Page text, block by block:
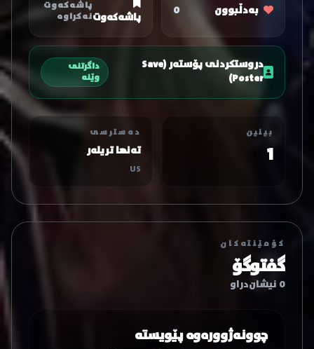
بەدڵبوون 0 پاشەکەوت
پاشەکەوت
نەکراوە
دروستکردنی پۆستەر (Save
Poster)
داگرتنی
وێنە
بینین
1
دەسترسی
تەنها تریلەر
US
کۆمێنتەکان
گفتوگۆ
0 نیشان‌دراو
چوونەژوورەوە پێویستە